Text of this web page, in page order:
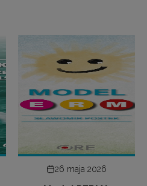
26 maja 2026